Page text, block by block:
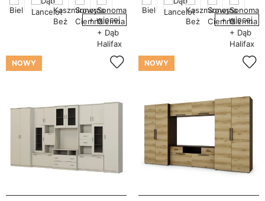
+ więcej + więcej
NOWY NOWY